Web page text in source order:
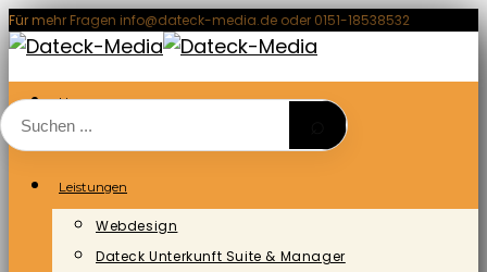
Zum
Inhalt
springen
Für mehr Fragen info@dateck-media.de oder 0151-18538532
Home
Leistungen
Webdesign
Dateck Unterkunft Suite & Manager